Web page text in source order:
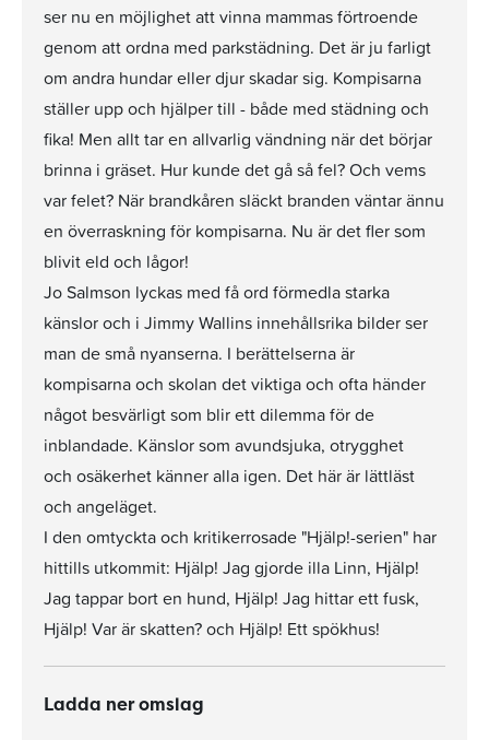
ser nu en möjlighet att vinna mammas förtroende
genom att ordna med parkstädning. Det är ju farligt
om andra hundar eller djur skadar sig. Kompisarna
ställer upp och hjälper till - både med städning och
fika! Men allt tar en allvarlig vändning när det börjar
brinna i gräset. Hur kunde det gå så fel? Och vems
var felet? När brandkåren släckt branden väntar ännu
en överraskning för kompisarna. Nu är det fler som
blivit eld och lågor!
Jo Salmson lyckas med få ord förmedla starka
känslor och i Jimmy Wallins innehållsrika bilder ser
man de små nyanserna. I berättelserna är
kompisarna och skolan det viktiga och ofta händer
något besvärligt som blir ett dilemma för de
inblandade. Känslor som avundsjuka, otrygghet
och osäkerhet känner alla igen. Det här är lättläst
och angeläget.
I den omtyckta och kritikerrosade "Hjälp!-serien" har
hittills utkommit: Hjälp! Jag gjorde illa Linn, Hjälp!
Jag tappar bort en hund, Hjälp! Jag hittar ett fusk,
Hjälp! Var är skatten? och Hjälp! Ett spökhus!
Ladda ner omslag